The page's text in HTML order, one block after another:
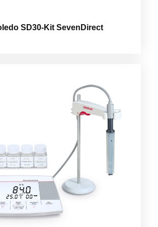
SD30-Kit SevenDirect